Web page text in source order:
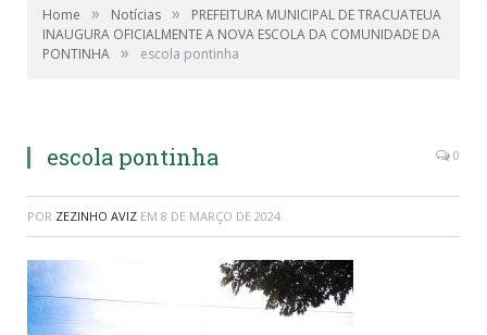
Home » Notícias »
PREFEITURA MUNICIPAL DE TRACUATEUA
INAUGURA OFICIALMENTE A NOVA ESCOLA DA COMUNIDADE DA
PONTINHA » escola pontinha
escola pontinha 0
POR ZEZINHO AVIZ EM 8 DE MARÇO DE 2024